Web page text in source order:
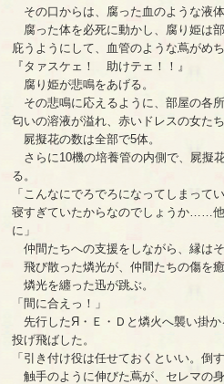
その口からは、腐った血のような液
腐った体を必死に動かし、腐り姫は
庇うようにして、血管のような蔦がめ
『タァスケェ！ 助けテェ！！』
腐り姫が悲鳴をあげる。
その悲鳴に応えるように、部屋の各
匂いの溶液が溢れ、赤いドレスの女た
屍擬花の数は全部で5体。
さらに10機の培養管の内側で、屍擬
る。
「こんなにでろでろになってしまって
寝すぎていたからなのでしょうか……
に」
仲間たちへの支援をしながら、縁はそ
飛び散った燐光が、仲間たちの傷を癒
燐光を纏った迅が跳ぶ。
「間に合えっ！」
先行したЯ・Ｅ・Ｄと燐火へ襲い掛か
投げ飛ばした。
「引き付け役は任せておくといい。倒
触手のように伸びた蔦が、セレマの身